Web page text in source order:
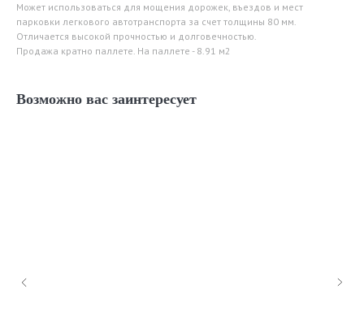
Может использоваться для мощения дорожек, въездов и мест
парковки легкового автотранспорта за счет толщины 80 мм.
Отличается высокой прочностью и долговечностью.
Продажа кратно паллете. На паллете - 8.91 м2
Возможно вас заинтересует